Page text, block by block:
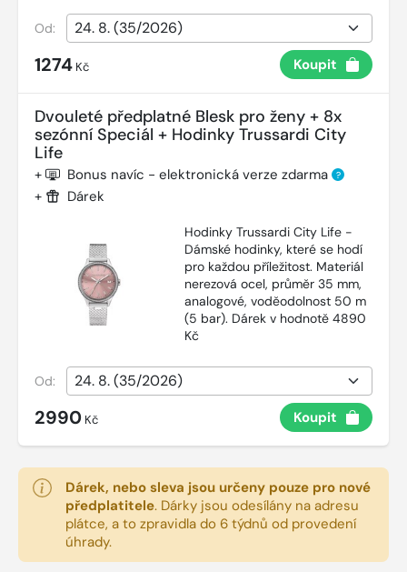
Od:
1274 Kč Koupit
Dvouleté předplatné Blesk pro ženy + 8x
sezónní Speciál + Hodinky Trussardi City
Life
+ Bonus navíc - elektronická verze zdarma ?
+ Dárek
Hodinky Trussardi City Life -
Dámské hodinky, které se hodí
pro každou příležitost. Materiál
nerezová ocel, průměr 35 mm,
analogové, voděodolnost 50 m
(5 bar). Dárek v hodnotě 4890
Kč
Od:
2990 Kč Koupit
Dárek, nebo sleva jsou určeny pouze pro nové
předplatitele. Dárky jsou odesílány na adresu
plátce, a to zpravidla do 6 týdnů od provedení
úhrady.